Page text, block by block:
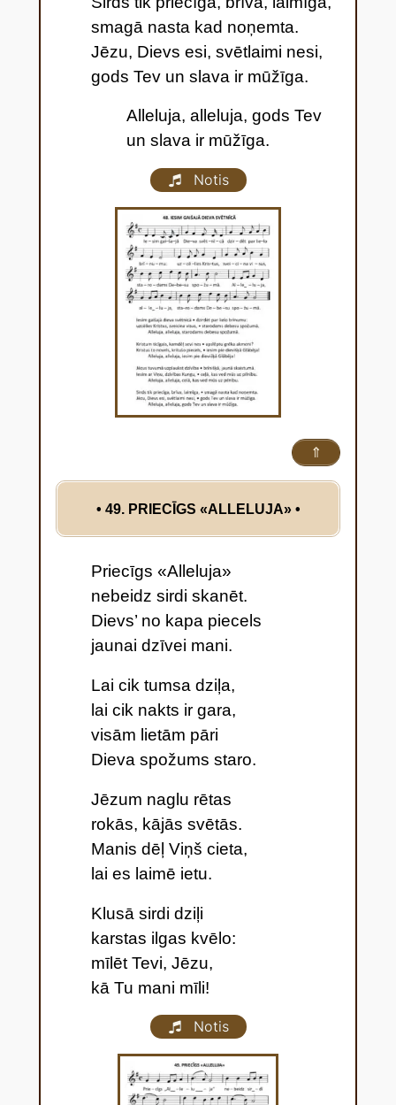
smagā nasta kad noņemta.
Jēzu, Dievs esi, svētlaimi nesi,
gods Tev un slava ir mūžīga.
Alleluja, alleluja, gods Tev
un slava ir mūžīga.
Notis
⇑
• 49. PRIECĪGS «ALLELUJA» •
Priecīgs «Alleluja»
nebeidz sirdi skanēt.
Dievs’ no kapa piecels
jaunai dzīvei mani.
Lai cik tumsa dziļa,
lai cik nakts ir gara,
visām lietām pāri
Dieva spožums staro.
Jēzum naglu rētas
rokās, kājās svētās.
Manis dēļ Viņš cieta,
lai es laimē ietu.
Klusā sirdi dziļi
karstas ilgas kvēlo:
mīlēt Tevi, Jēzu,
kā Tu mani mīli!
Notis